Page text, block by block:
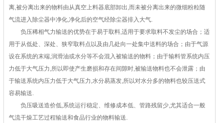
离,被分离出来的物料由从真空上料器底部卸出,而未被分离出来的微细粉粒随
气流进入除尘器中净化,净化后的空气经除尘器排入大气.
负压稀相气力输送的优势在于易于取料,适用于要求取料不发尘的场合；适
用于从低处、深处、狭窄取料点以及由几处向一处集中送料的场合；由于气源
设在系统的末端,润滑油或水分等不会混入被输送的物料；由于输料管系统内压
力低于大气压力,所以即使产生磨损和存在间隙时,被输送物料也不会泄露；由
于输送系统内压力低于大气压力,水分易蒸发,所以对水分多的物料也较压送式
容易输送.
负压吸送造价低,系统运行稳定、维修成本低、管路残留少,尤其适合一般
气流干燥工艺过程输送和食品行业的物料输送.